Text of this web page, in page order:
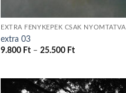
EXTRA FÉNYKÉPEK CSAK NYOMTATVA
extra 03
9.800 Ft – 25.500 FtÁrtartomány: